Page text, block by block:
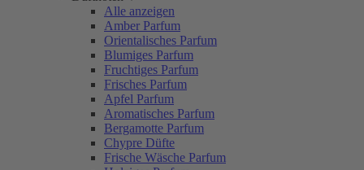
Alle anzeigen
Amber Parfum
Orientalisches Parfum
Blumiges Parfum
Fruchtiges Parfum
Frisches Parfum
Apfel Parfum
Aromatisches Parfum
Bergamotte Parfum
Chypre Düfte
Frische Wäsche Parfum